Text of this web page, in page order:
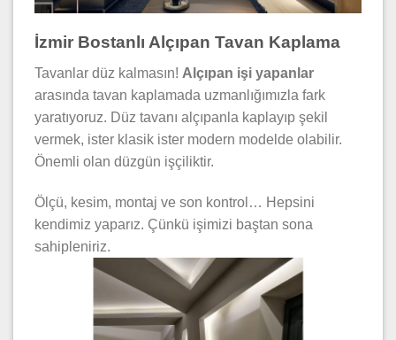
İzmir Bostanlı Alçıpan Tavan Kaplama
Tavanlar düz kalmasın! Alçıpan işi yapanlar
arasında tavan kaplamada uzmanlığımızla fark
yaratıyoruz. Düz tavanı alçıpanla kaplayıp şekil
vermek, ister klasik ister modern modelde olabilir.
Önemli olan düzgün işçiliktir.
Ölçü, kesim, montaj ve son kontrol… Hepsini
kendimiz yaparız. Çünkü işimizi baştan sona
sahipleniriz.